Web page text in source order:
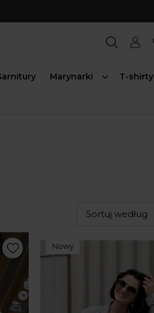
Marynarki T-shirty
Sortuj według
Nowy